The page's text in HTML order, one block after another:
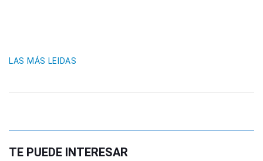
LAS MÁS LEIDAS
TE PUEDE INTERESAR